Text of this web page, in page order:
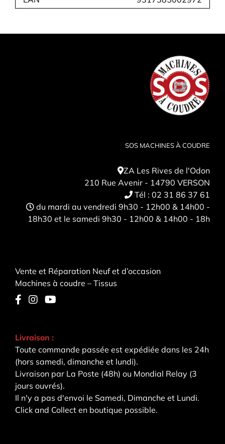
SOS MACHINES À COUDRE
ZA Les Rives de l'Odon
210 Rue Avenir - 14790 VERSON
Tél : 02 31 86 37 61
du mardi au vendredi 9h30 - 12h00 & 14h00 -
18h30 et le samedi 9h30 - 12h00 & 14h00 - 18h
Vente et Réparation Neuf et d’occasion
Machines à coudre – Tissus
Livraison :
Toute commande passée est expédiée dans les 24h
(hors samedi, dimanche et lundi).
Livraison par La Poste (48h) ou Mondial Relay (3
jours ouvrés).
Il n'y a pas d'envoi le Samedi, Dimanche et Lundi.
Click and Collect en boutique possible.